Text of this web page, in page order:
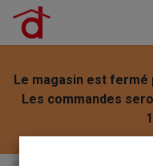
Le magasin est fermé
Les commandes